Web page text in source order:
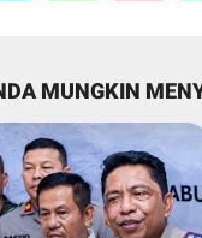
MUNGKIN